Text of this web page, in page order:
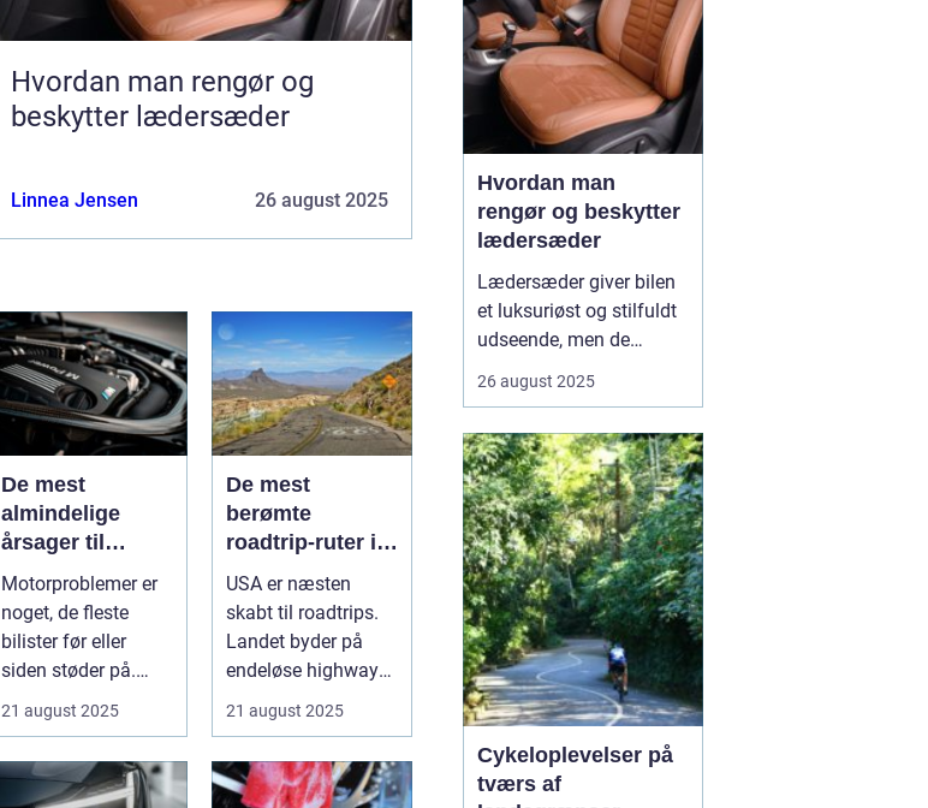
Hvordan man rengør og
beskytter lædersæder
Linnea Jensen 26 august 2025
De mest
almindelige
årsager til
motorproblemer
Motorproblemer er
noget, de fleste
bilister før eller
siden støder på.
21 august 2025
De mest
berømte
roadtrip-ruter i
USA
USA er næsten
skabt til roadtrips.
Landet byder på
endeløse highways,
21 august 2025
Hvordan man
rengør og beskytter
lædersæder
Lædersæder giver bilen
et luksuriøst og stilfuldt
udseende, men de
for at bevare deres
Uden korrekt rengøring
og beskyttelse kan læder
blive tør...
26 august 2025
Cykeloplevelser på
tværs af